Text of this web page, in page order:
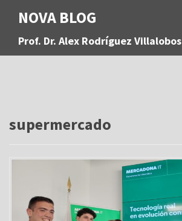
a
NOVA BLOG
Prof. Dr. Alex Rodríguez Villalobos
supermercado